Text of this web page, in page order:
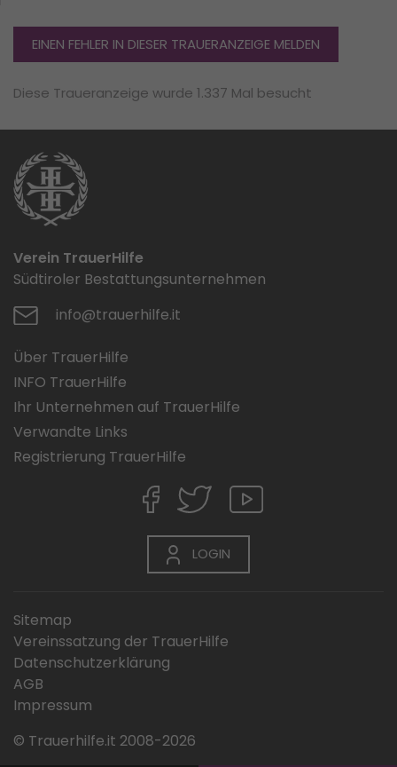
EINEN FEHLER IN DIESER TRAUERANZEIGE MELDEN
Diese Traueranzeige wurde 1.337 Mal besucht
Verein TrauerHilfe
Südtiroler Bestattungsunternehmen
info@trauerhilfe.it
Über TrauerHilfe
INFO TrauerHilfe
Ihr Unternehmen auf TrauerHilfe
Verwandte Links
Registrierung TrauerHilfe
LOGIN
Sitemap
Vereinssatzung der TrauerHilfe
Datenschutzerklärung
AGB
Impressum
© Trauerhilfe.it 2008-2026